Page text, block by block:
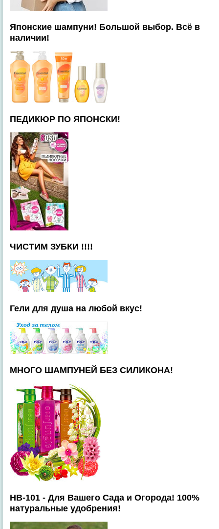
Японские шампуни! Большой выбор. Всё в
наличии!
ПЕДИКЮР ПО ЯПОНСКИ!
ЧИСТИМ ЗУБКИ !!!!
Гели для душа на любой вкус!
МНОГО ШАМПУНЕЙ БЕЗ СИЛИКОНА!
HB-101 - Для Вашего Сада и Огорода! 100%
натуральные удобрения!